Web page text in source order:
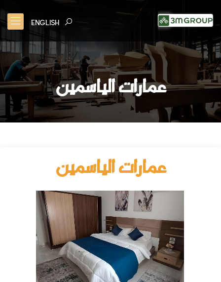
ENGLISH
عمارات الياسمين
عمارات الياسمين